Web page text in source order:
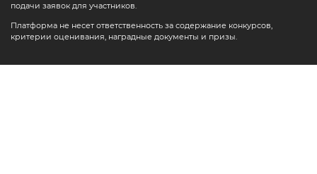
подачи заявок для участников.
Платформа не несет ответственность за содержание конкурсов,
критерии оценивания, наградные документы и призы.